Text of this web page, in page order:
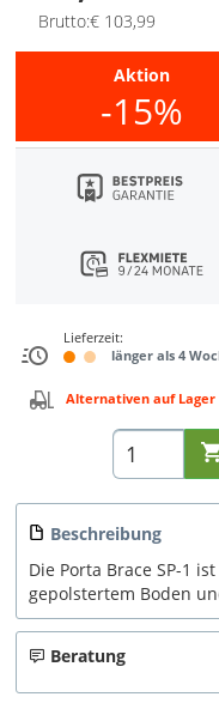
Brutto:€ 103,99
Aktion
-15%
Lieferzeit:
länger als 4
Alternativen auf Lager
Beschreibung
Die Porta Brace SP-1
gepolstertem Boden
Beratung